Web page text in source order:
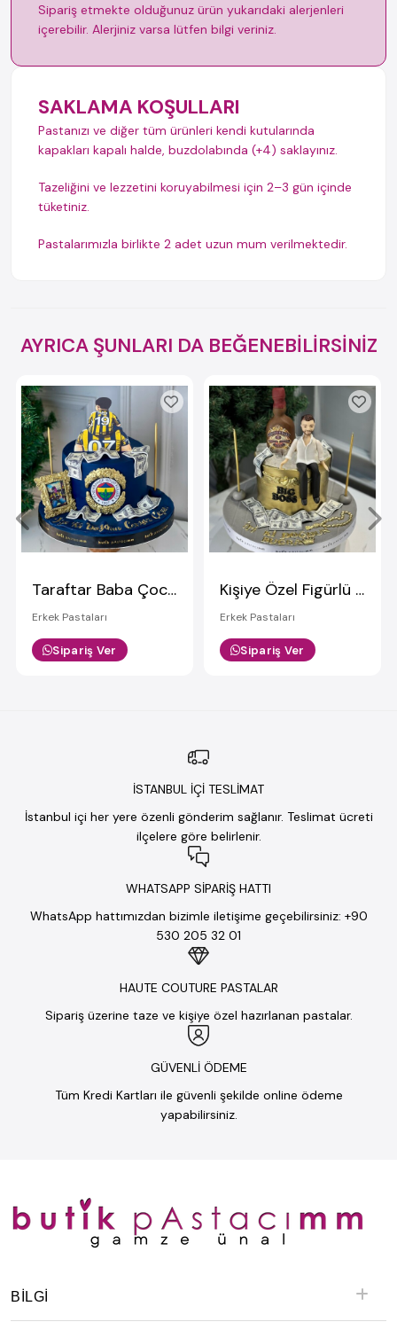
Sipariş etmekte olduğunuz ürün yukarıdaki alerjenleri
içerebilir. Alerjiniz varsa lütfen bilgi veriniz.
SAKLAMA KOŞULLARI
Pastanızı ve diğer tüm ürünleri kendi kutularında
kapakları kapalı halde, buzdolabında (+4) saklayınız.
Tazeliğini ve lezzetini koruyabilmesi için 2–3 gün içinde
tüketiniz.
Pastalarımızla birlikte 2 adet uzun mum verilmektedir.
AYRICA ŞUNLARI DA BEĞENEBİLİRSİNİZ
Taraftar Baba Çocuk Pastası
Erkek Pastaları
Sipariş Ver
Kişiye Özel Figürlü Şişe Detaylı Pasta
Erkek Pastaları
Sipariş Ver
İSTANBUL İÇİ TESLİMAT
İstanbul içi her yere özenli gönderim sağlanır. Teslimat ücreti
ilçelere göre belirlenir.
WHATSAPP SİPARİŞ HATTI
WhatsApp hattımızdan bizimle iletişime geçebilirsiniz: +90
530 205 32 01
HAUTE COUTURE PASTALAR
Sipariş üzerine taze ve kişiye özel hazırlanan pastalar.
GÜVENLİ ÖDEME
Tüm Kredi Kartları ile güvenli şekilde online ödeme
yapabilirsiniz.
BILGI